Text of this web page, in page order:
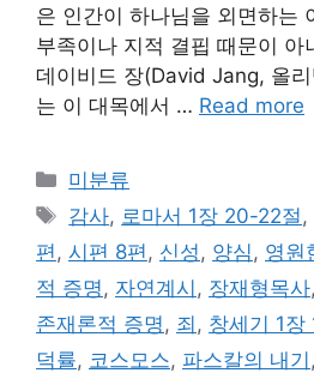
은 인간이 하나님을 외면하는
부족이나 지적 결핍 때문이 아
데이비드 장(David Jang, 올
는 이 대목에서 … Read more
Categories
미분류
Tags
감사, 로마서 1장 20-22절 ,
편, 시편 8편, 신성, 양심, 영원
적 증명, 자연계시 , 장재형목사,
존재론적 증명, 죄 , 창세기 1장
덕률, 코스모스, 파스칼의 내기 ,